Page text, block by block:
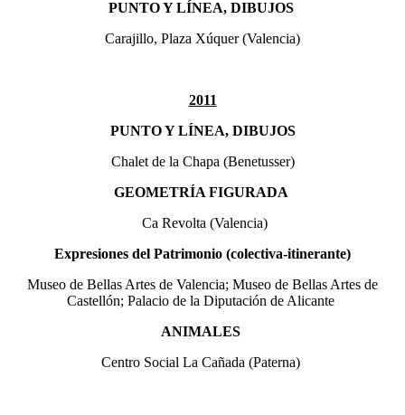
PUNTO Y LÍNEA, DIBUJOS
Carajillo, Plaza Xúquer (Valencia)
2011
PUNTO Y LÍNEA, DIBUJOS
Chalet de la Chapa (Benetusser)
GEOMETRÍA FIGURADA
Ca Revolta (Valencia)
Expresiones del Patrimonio (colectiva-itinerante)
Museo de Bellas Artes de Valencia; Museo de Bellas Artes de
Castellón; Palacio de la Diputación de Alicante
ANIMALES
Centro Social La Cañada (Paterna)